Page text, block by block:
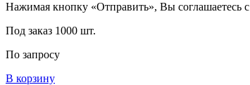
Нажимая кнопку «Отправить», Вы соглашаетесь
Под заказ 1000 шт.
По запросу
В корзину